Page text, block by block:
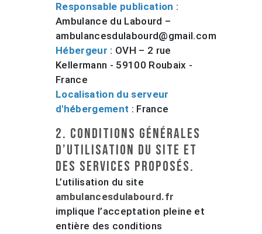
Responsable publication :
Ambulance du Labourd –
ambulancesdulabourd@gmail.com
Hébergeur : OVH – 2 rue
Kellermann - 59100 Roubaix -
France
Localisation du serveur
d'hébergement : France
2. Conditions générales
d’utilisation du site et
des services proposés.
L’utilisation du site
ambulancesdulabourd.fr
implique l’acceptation pleine et
entière des conditions